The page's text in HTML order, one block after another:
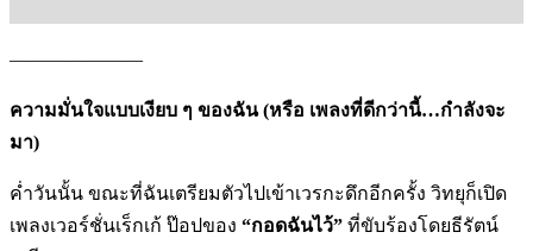
———————
ความมั่นใจแบบเงียบ ๆ ของฉัน (หรือ เพลงที่ดีกว่านี้…กำลังจะ
มา)
ค่ำวันนั้น ขณะที่ฉันเตรียมตัวไปเข้าเวรกะดึกอีกครั้ง วิทยุก็เปิด
เพลงเวอร์ชั่นเร็กเก้ ป๊อปของ “กอดฉันไว้” ที่ขับร้องโดยธีรัตน์